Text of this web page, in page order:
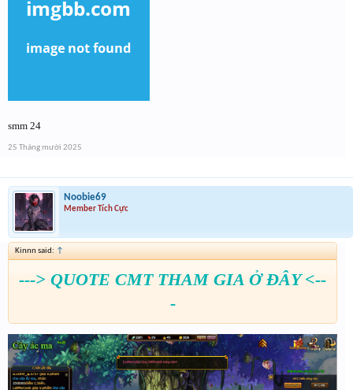
smm 24
25 Tháng mười 2025
Noobie69
Member Tích Cực
Kinnn said: ↑
---> QUOTE CMT THAM GIA Ở ĐÂY <--
-